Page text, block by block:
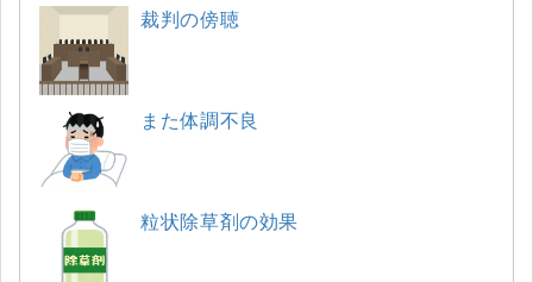
裁判の傍聴
また体調不良
粒状除草剤の効果